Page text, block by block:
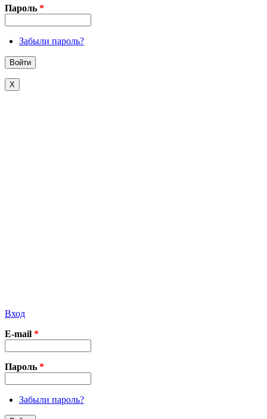
X
Пароль *
Забыли пароль?
X
Вход
E-mail *
Пароль *
Забыли пароль?